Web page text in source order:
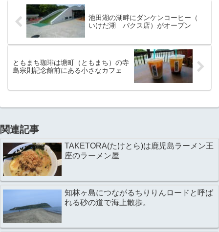
池田湖の湖畔にダンケンコーヒー（
いけだ湖 パクス店）がオープン
ともまち珈琲は塘町（ともまち）の寺
島宗則記念館前にある小さなカフェ
関連記事
TAKETORA(たけとら)は鹿児島ラーメン王
座のラーメン屋
知林ヶ島につながるちりりんロードと呼ば
れる砂の道で海上散歩。